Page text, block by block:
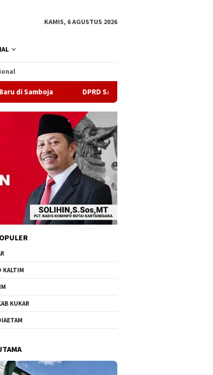
KAMIS, 6 AGUSTUS 2026
DPRD Samarinda Sebut Kematian Siswa karena
KALTIM
KUKAR